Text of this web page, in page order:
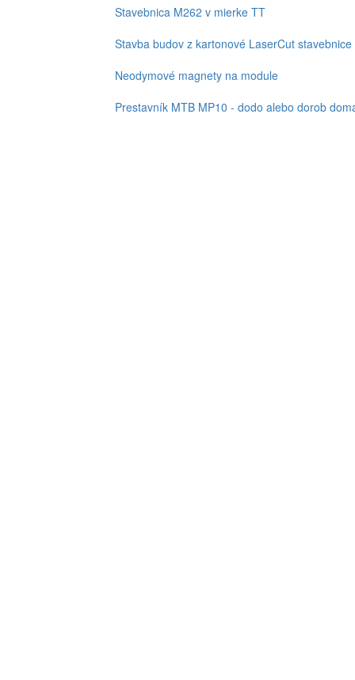
Stavebnica M262 v mierke TT
Stavba budov z kartonové LaserCut stavebnice
Neodymové magnety na module
Prestavník MTB MP10 - dodo alebo dorob